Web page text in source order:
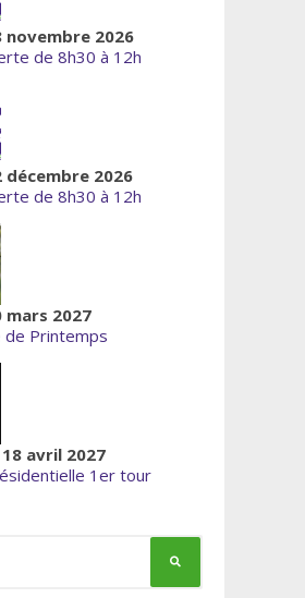
novembre 2026
de 8h30 à 12h
décembre 2026
de 8h30 à 12h
mars 2027
Printemps
avril 2027
1er tour